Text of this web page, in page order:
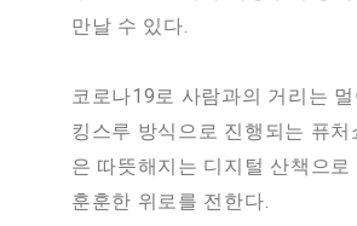
만날 수 있다.
코로나19로 사람과의 거리는
킹스루 방식으로 진행되는 퓨
은 따뜻해지는 디지털 산책으로
훈훈한 위로를 전한다.